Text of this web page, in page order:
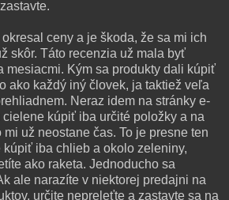
ceny a je škoda, že sa mi ich
skôr. Táto recenzia už mala byť
mesiacmi. Kým sa produkty dali kúpiť
ako každý iný človek, ja taktiež veľa
Neraz idem na stránky e-
kúpiť iba určité položky a na
už neostane čas. To je presne ten
iba chlieb a okolo zeleniny,
ako raketa. Jednoducho sa
ale narazíte v niektorej predajni na
určite nepreleťte a zastavte sa na